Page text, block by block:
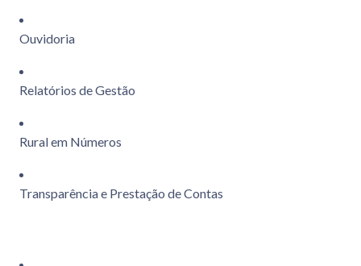
Ouvidoria
Relatórios de Gestão
Rural em Números
Transparência e Prestação de Contas